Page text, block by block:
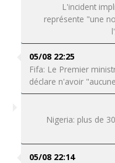
L'incident
représente "une
05/08 22:25
Fifa: Le Premier
déclare n'avoir
Nigeria: plus de
05/08 22:14